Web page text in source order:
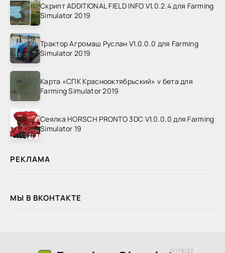
Скрипт ADDITIONAL FIELD INFO V1.0.2.4 для Farming
Simulator 2019
Трактор Агромаш Руслан V1.0.0.0 для Farming
Simulator 2019
Карта «СПК Краснооктябрьский» v бета для
Farming Simulator 2019
Сеялка HORSCH PRONTO 3DC V1.0.0.0 для Farming
Simulator 19
РЕКЛАМА
МЫ В ВКОНТАКТЕ
17/19/22